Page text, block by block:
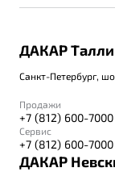
ДАКАР
Санкт-Петербург,
Продажи
+7 (812) 600-7000
Сервис
+7 (812) 600-7000
ДАКАР